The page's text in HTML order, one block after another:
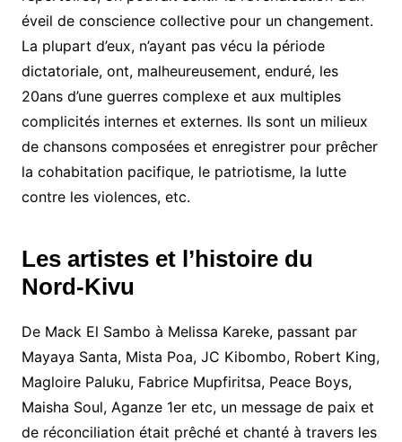
éveil de conscience collective pour un changement.
La plupart d’eux, n’ayant pas vécu la période
dictatoriale, ont, malheureusement, enduré, les
20ans d’une guerres complexe et aux multiples
complicités internes et externes. Ils sont un milieux
de chansons composées et enregistrer pour prêcher
la cohabitation pacifique, le patriotisme, la lutte
contre les violences, etc.
Les artistes et l’histoire du
Nord-Kivu
De Mack El Sambo à Melissa Kareke, passant par
Mayaya Santa, Mista Poa, JC Kibombo, Robert King,
Magloire Paluku, Fabrice Mupfiritsa, Peace Boys,
Maisha Soul, Aganze 1er etc, un message de paix et
de réconciliation était prêché et chanté à travers les